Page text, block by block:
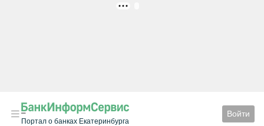
Портал о банках Екатеринбурга
Войти